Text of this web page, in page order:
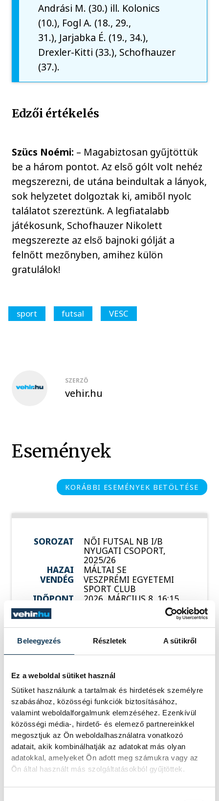
Beleegyezés Részletek A sütikről
Ez a weboldal sütiket használ
Sütiket használunk a tartalmak és hirdetések személyre
szabásához, közösségi funkciók biztosításához,
valamint weboldalforgalmunk elemzéséhez. Ezenkívül
közösségi média-, hirdető- és elemező partnereinkkel
megosztjuk az Ön weboldalhasználatra vonatkozó
adatait, akik kombinálhatják az adatokat más olyan
adatokkal, amelyeket Ön adott meg számukra vagy az
Ön által használt más szolgáltatásokból gyűjtöttek.
Andrási M. (30.) ill. Kolonics
(10.), Fogl A. (18., 29.,
31.), Jarjabka É. (19., 34.),
Drexler-Kitti (33.), Schofhauzer
(37.).
Edzői értékelés
Szücs Noémi: – Magabiztosan gyűjtöttük
be a három pontot. Az első gólt volt nehéz
megszerezni, de utána beindultak a lányok,
sok helyzetet dolgoztak ki, amiből nyolc
találatot szereztünk. A legfiatalabb
játékosunk, Schofhauzer Nikolett
megszerezte az első bajnoki gólját a
felnőtt mezőnyben, amihez külön
gratulálok!
sport futsal VESC
SZERZŐ
vehir.hu
Események
KORÁBBI ESEMÉNYEK BETÖLTÉSE
SOROZAT NŐI FUTSAL NB I/B
NYUGATI CSOPORT,
2025/26
HAZAI
MÁLTAI SE
VENDÉG
VESZPRÉMI EGYETEMI
SPORT CLUB
IDŐPONT
2026. MÁRCIUS 8. 16:15
HELYSZÍN
TREFF SPORTCSARNOK
EREDMÉNY
1-6
RÉSZLETEK
SOROZAT NŐI FUTSAL NB I/B
NYUGATI CSOPORT,
2025/26
HAZAI
SSC BUDAPEST
VENDÉG
VESZPRÉMI EGYETEMI
SPORT CLUB
IDŐPONT
2026. MÁRCIUS 27. 19:30
HELYSZÍN
SINOSZ SPORTCSARNOK
EREDMÉNY
4-5
RÉSZLETEK